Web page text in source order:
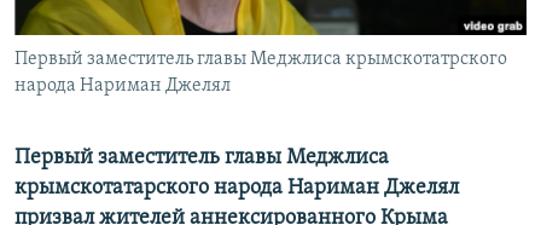
УКРАИНСКАЯ ПРОБЛЕМА КРЫМА
Все сайты RFE/RL
Первый заместитель главы Меджлиса крымскотатрского
народа Нариман Джелял
Первый заместитель главы Меджлиса
крымскотатарского народа Нариман Джелял
призвал жителей аннексированного Крыма